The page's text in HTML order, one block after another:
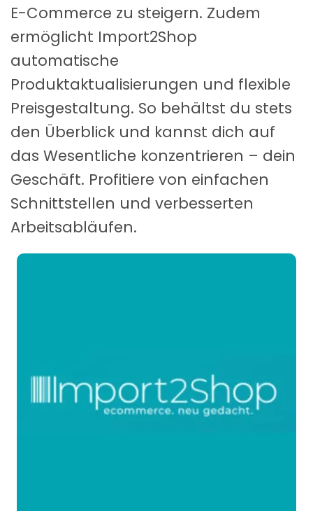
E-Commerce zu steigern. Zudem
ermöglicht Import2Shop
automatische
Produktaktualisierungen und flexible
Preisgestaltung. So behältst du stets
den Überblick und kannst dich auf
das Wesentliche konzentrieren – dein
Geschäft. Profitiere von einfachen
Schnittstellen und verbesserten
Arbeitsabläufen.